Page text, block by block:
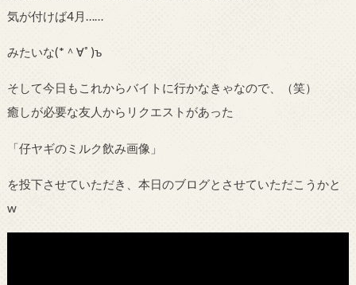
気が付けば4月……
みたいな(* ＾∀ﾟ)ъ
そして今日もこれからバイトに行かなきゃなので、（笑）
癒しが必要な友人からリクエストがあった
「仔ヤギのミルク飲み画像」
を投下させていただき、本日のブログとさせていただこうかと
w